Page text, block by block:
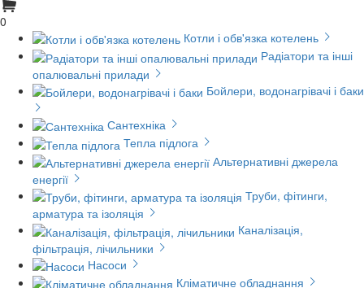
0
Котли і обв'язка котелень
Радіатори та інші
опалювальні прилади
Бойлери, водонагрівачі і баки
Сантехніка
Тепла підлога
Альтернативні джерела
енергії
Труби, фітинги,
арматура та ізоляція
Каналізація,
фільтрація, лічильники
Насоси
Кліматичне обладнання